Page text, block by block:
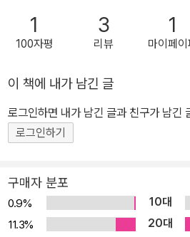
소통의 중요성을 강조하는 안내서로,
는 데 필요한 거의 모든 분야를 다룬다.
반적인 내용을 자세히 기술하는 한편, 인
들은 강아지의 양육과 이해, 훈련에 대해
을 내놓았다. 이 책은 개에 대한 놀라우리
이다. 그들의 애정은 책의 구절구절마다
이다.” - 워싱턴 포스트 “이 책은 내가 읽어본 책들 중 일반인에게 가
라도 해본 사람이라면 누구든 이 흥미진
- 라이브러리 저널 “강아지의 양육과 복중 훈련에 관한 훌륭한 교과
서!” - 뉴스데이 40년간 강아지를 키워온 수도사들이 알려주는 강아
1
100자평
3
리뷰
1
마이페이
이 책에 내가 남긴 글
로그인하면 내가 남긴 글과 친구가 남긴
로그인하기
구매자 분포
0.9% 10대
11.3%
20대